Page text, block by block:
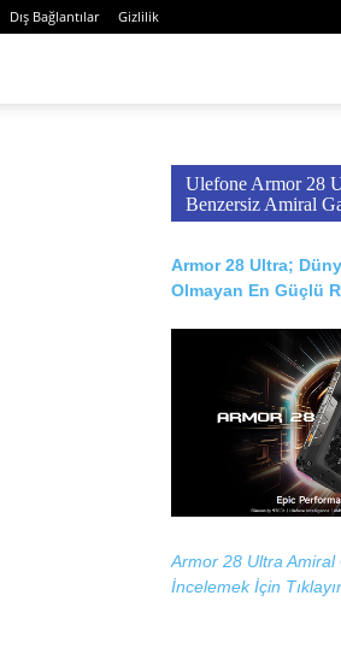
Dış Bağlantılar Gizlilik
Ulefone Armor 28
Benzersiz Amiral
Armor 28 Ultra;
Olmayan En Güçlü
Armor 28 Ultra
İncelemek İçin